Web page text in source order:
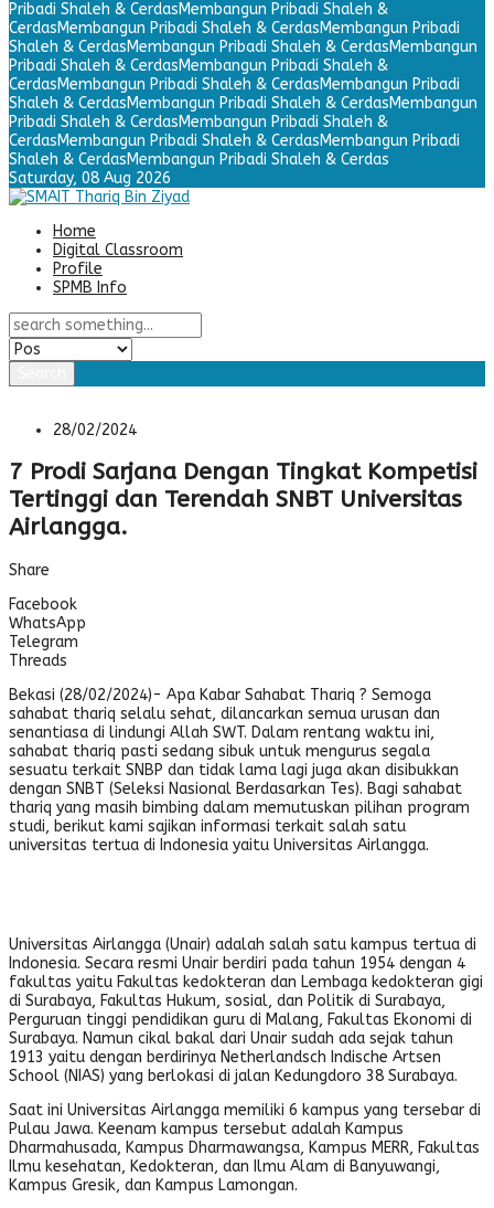
Pribadi Shaleh & CerdasMembangun Pribadi Shaleh &
CerdasMembangun Pribadi Shaleh & CerdasMembangun Pribadi
Shaleh & CerdasMembangun Pribadi Shaleh & CerdasMembangun
Pribadi Shaleh & CerdasMembangun Pribadi Shaleh &
CerdasMembangun Pribadi Shaleh & CerdasMembangun Pribadi
Shaleh & CerdasMembangun Pribadi Shaleh & CerdasMembangun
Pribadi Shaleh & CerdasMembangun Pribadi Shaleh &
CerdasMembangun Pribadi Shaleh & CerdasMembangun Pribadi
Shaleh & CerdasMembangun Pribadi Shaleh & Cerdas
Saturday, 08 Aug 2026
Home
Digital Classroom
Profile
SPMB Info
28/02/2024
7 Prodi Sarjana Dengan Tingkat Kompetisi
Tertinggi dan Terendah SNBT Universitas
Airlangga.
Share
Facebook
WhatsApp
Telegram
Threads
Bekasi (28/02/2024)- Apa Kabar Sahabat Thariq ? Semoga
sahabat thariq selalu sehat, dilancarkan semua urusan dan
senantiasa di lindungi Allah SWT. Dalam rentang waktu ini,
sahabat thariq pasti sedang sibuk untuk mengurus segala
sesuatu terkait SNBP dan tidak lama lagi juga akan disibukkan
dengan SNBT (Seleksi Nasional Berdasarkan Tes). Bagi sahabat
thariq yang masih bimbing dalam memutuskan pilihan program
studi, berikut kami sajikan informasi terkait salah satu
universitas tertua di Indonesia yaitu Universitas Airlangga.
Universitas Airlangga (Unair) adalah salah satu kampus tertua di
Indonesia. Secara resmi Unair berdiri pada tahun 1954 dengan 4
fakultas yaitu Fakultas kedokteran dan Lembaga kedokteran gigi
di Surabaya, Fakultas Hukum, sosial, dan Politik di Surabaya,
Perguruan tinggi pendidikan guru di Malang, Fakultas Ekonomi di
Surabaya. Namun cikal bakal dari Unair sudah ada sejak tahun
1913 yaitu dengan berdirinya Netherlandsch Indische Artsen
School (NIAS) yang berlokasi di jalan Kedungdoro 38 Surabaya.
Saat ini Universitas Airlangga memiliki 6 kampus yang tersebar di
Pulau Jawa. Keenam kampus tersebut adalah Kampus
Dharmahusada, Kampus Dharmawangsa, Kampus MERR, Fakultas
Ilmu kesehatan, Kedokteran, dan Ilmu Alam di Banyuwangi,
Kampus Gresik, dan Kampus Lamongan.